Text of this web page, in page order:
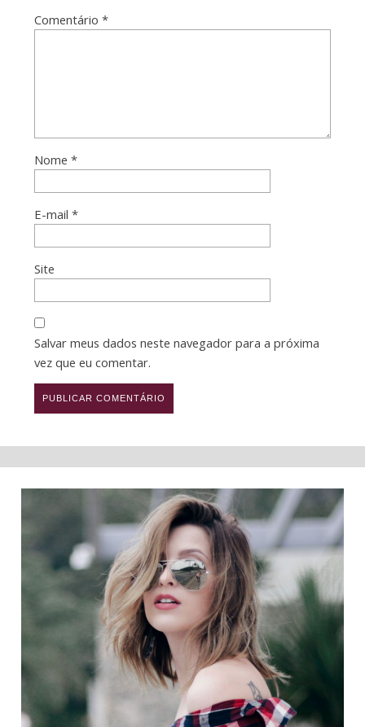
Comentário *
Nome *
E-mail *
Site
Salvar meus dados neste navegador para a próxima
vez que eu comentar.